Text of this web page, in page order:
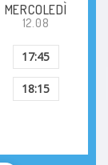
MERCOLEDÌ
12.08
17:45
18:15